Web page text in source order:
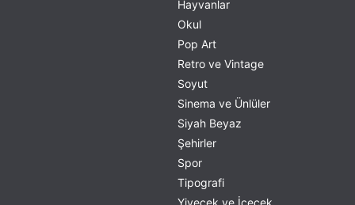
Hayvanlar
Okul
Pop Art
Retro ve Vintage
Soyut
Sinema ve Ünlüler
Siyah Beyaz
Şehirler
Spor
Tipografi
Yiyecek ve İçecek